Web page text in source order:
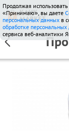
Продолжая
«Принимаю», вы даете
персональных данных в
обработке
сервиса веб-аналитики